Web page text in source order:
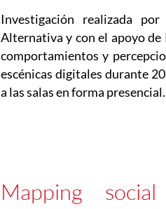
Investigación realizada
Alternativa y con el apoyo
comportamientos y
escénicas digitales durante
a las salas en forma presencial.
Mapping